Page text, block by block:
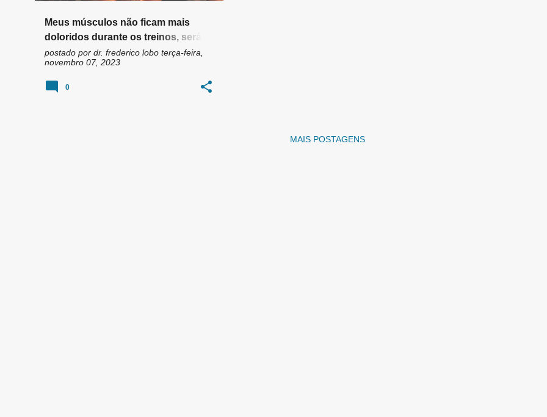
Meus músculos não ficam mais
doloridos durante os treinos, será
que é normal?
postado por dr. frederico lobo terça-feira,
novembro 07, 2023
0
MAIS POSTAGENS